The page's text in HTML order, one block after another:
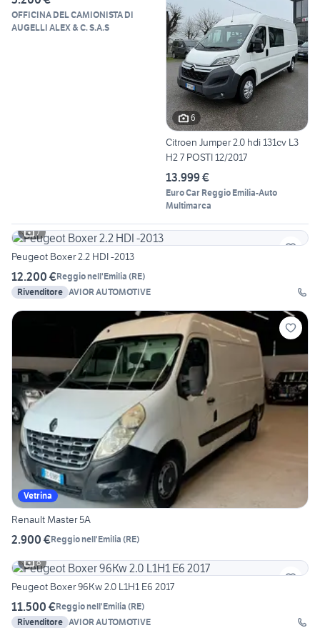
OFFICINA DEL CAMIONISTA DI
AUGELLI ALEX & C. S.A.S
6
Citroen Jumper 2.0 hdi 131cv L3
H2 7 POSTI 12/2017
13.999 €
Euro Car Reggio Emilia-Auto
Multimarca
7
Peugeot Boxer 2.2 HDI -2013
12.200 €Reggio nell'Emilia (RE)
Rivenditore AVIOR AUTOMOTIVE
Vetrina
Renault Master 5A
2.900 €Reggio nell'Emilia (RE)
8
Peugeot Boxer 96Kw 2.0 L1H1 E6 2017
11.500 €Reggio nell'Emilia (RE)
Rivenditore AVIOR AUTOMOTIVE